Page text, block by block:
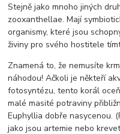
Stejně jako mnoho jiných
zooxanthellae. Mají
organismy, které jsou
živiny pro svého hostitele
Znamená to, že nemusíte
náhodou! Ačkoli je někteří
fotosyntézu, tento korál
malé masité potraviny
Euphyllia dobře nasycenou.
jako jsou artemie nebo